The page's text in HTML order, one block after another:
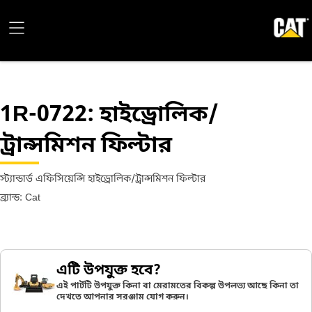
1R-0722: হাইড্রোলিক/
ট্রান্সমিশন ফিল্টার
স্ট্যান্ডার্ড এফিসিয়েন্সি হাইড্রোলিক/ট্রান্সমিশন ফিল্টার
ব্র্যান্ড: Cat
এটি উপযুক্ত হবে?
এই পার্টটি উপযুক্ত কিনা বা মেরামতের বিকল্প উপলভ্য আছে কিনা তা
দেখতে আপনার সরঞ্জাম যোগ করুন।